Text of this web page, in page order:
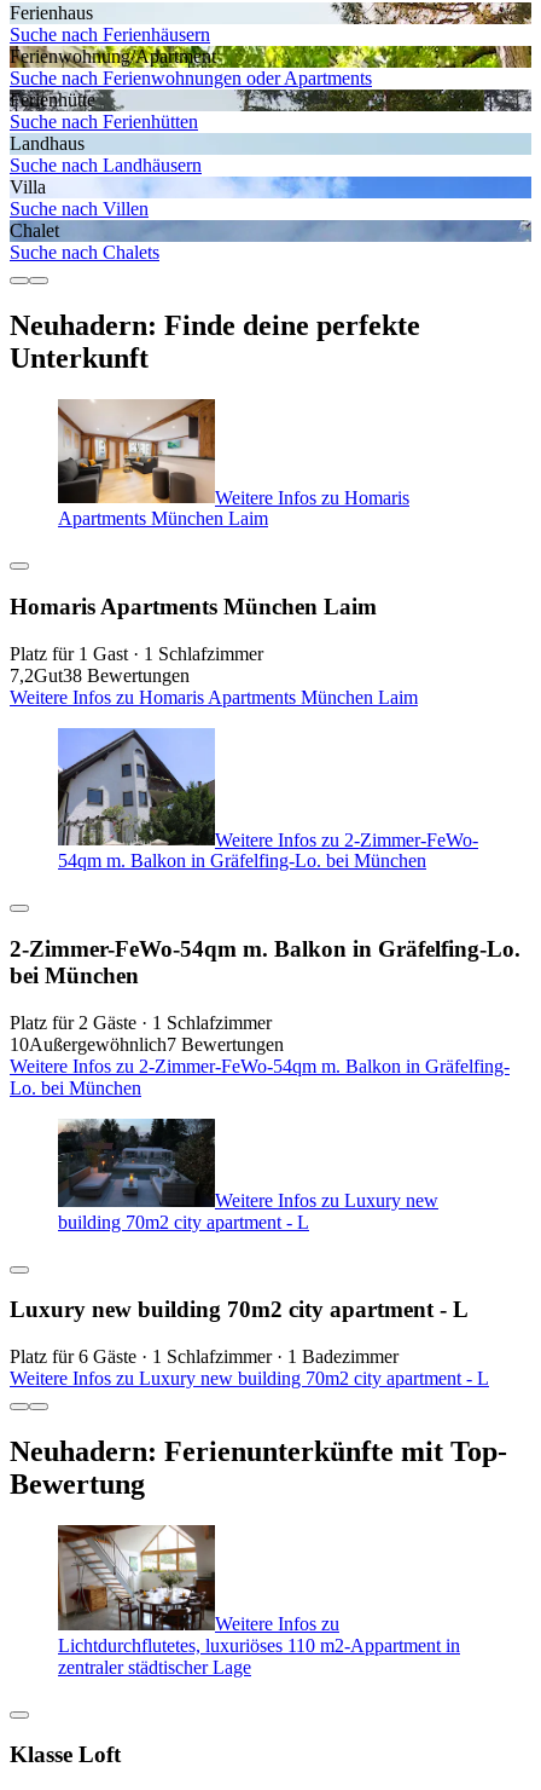
Ferienhaus
Suche nach Ferienhäusern
Ferienwohnung/Apartment
Suche nach Ferienwohnungen oder Apartments
Ferienhütte
Suche nach Ferienhütten
Landhaus
Suche nach Landhäusern
Villa
Suche nach Villen
Chalet
Suche nach Chalets
Neuhadern: Finde deine perfekte
Unterkunft
Weitere Infos zu Homaris
Apartments München Laim
Homaris Apartments München Laim
Platz für 1 Gast · 1 Schlafzimmer
7,2Gut38 Bewertungen
Weitere Infos zu Homaris Apartments München Laim
Weitere Infos zu 2-Zimmer-FeWo-
54qm m. Balkon in Gräfelfing-Lo. bei München
2-Zimmer-FeWo-54qm m. Balkon in Gräfelfing-Lo.
bei München
Platz für 2 Gäste · 1 Schlafzimmer
10Außergewöhnlich7 Bewertungen
Weitere Infos zu 2-Zimmer-FeWo-54qm m. Balkon in Gräfelfing-
Lo. bei München
Weitere Infos zu Luxury new
building 70m2 city apartment - L
Luxury new building 70m2 city apartment - L
Platz für 6 Gäste · 1 Schlafzimmer · 1 Badezimmer
Weitere Infos zu Luxury new building 70m2 city apartment - L
Neuhadern: Ferienunterkünfte mit Top-
Bewertung
Weitere Infos zu
Lichtdurchflutetes, luxuriöses 110 m2-Appartment in
zentraler städtischer Lage
Klasse Loft